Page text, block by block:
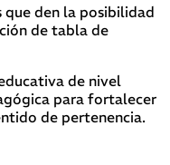
den la posibilidad
de tabla de
de nivel
para fortalecer
de pertenencia.